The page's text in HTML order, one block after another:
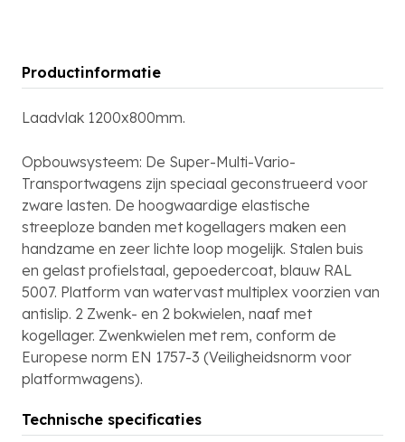
Productinformatie
Laadvlak 1200x800mm.
Opbouwsysteem: De Super-Multi-Vario-
Transportwagens zijn speciaal geconstrueerd voor
zware lasten. De hoogwaardige elastische
streeploze banden met kogellagers maken een
handzame en zeer lichte loop mogelijk. Stalen buis
en gelast profielstaal, gepoedercoat, blauw RAL
5007. Platform van watervast multiplex voorzien van
antislip. 2 Zwenk- en 2 bokwielen, naaf met
kogellager. Zwenkwielen met rem, conform de
Europese norm EN 1757-3 (Veiligheidsnorm voor
platformwagens).
Technische specificaties